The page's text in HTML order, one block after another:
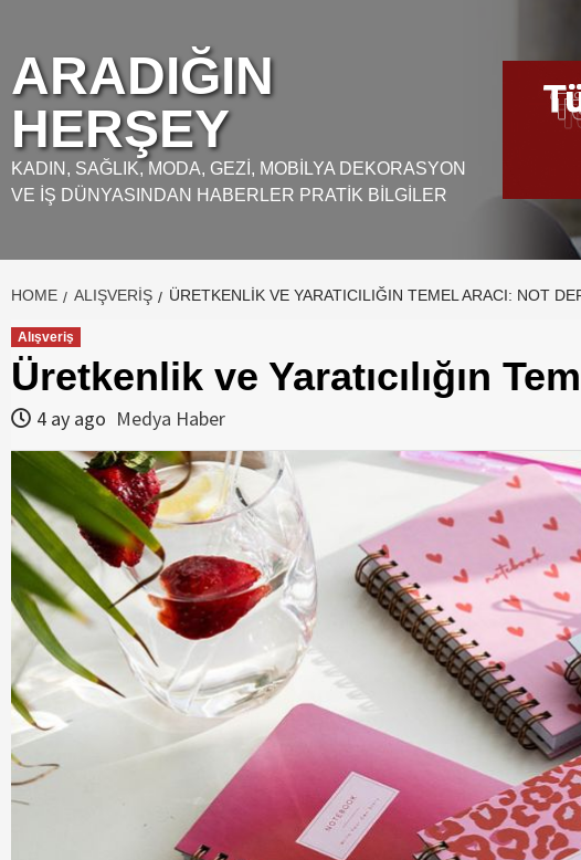
content
ARADIĞIN
HERŞEY
KADIN, SAĞLIK, MODA, GEZI, MOBILYA DEKORASYON
VE İŞ DÜNYASINDAN HABERLER PRATIK BILGILER
HOME ALIŞVERIŞ ÜRETKENLIK VE YARATICILIĞIN TEMEL ARACI: NOT
Alışveriş
Üretkenlik ve Yaratıcılığın
4 ay ago Medya Haber